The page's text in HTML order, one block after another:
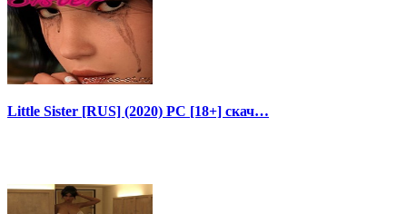
Little Sister [RUS] (2020) PC [18+] скач…